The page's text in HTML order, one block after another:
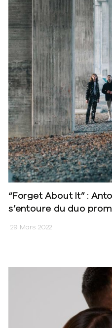
“Forget About It” :
s’entoure du duo
29 Mars 2022